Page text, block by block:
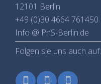
12101 Berlin
+49 (0)30 4664 761450
Info @ PhS-Berlin.de
Folgen sie uns auch auf: